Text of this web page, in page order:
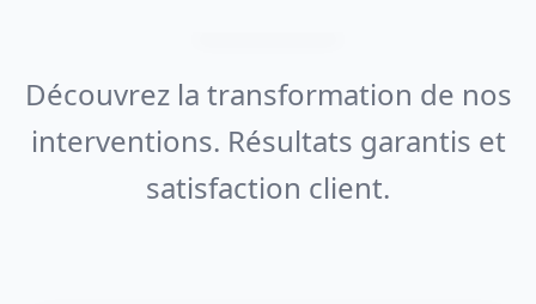
Découvrez la transformation de nos
interventions. Résultats garantis et
satisfaction client.